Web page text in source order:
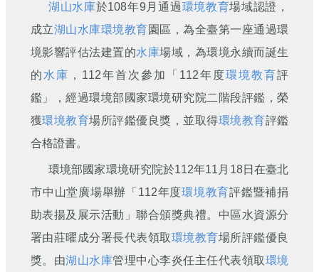
湖山水庫於108年9月通過環境教育場域認證，
成立湖山水庫環境教育園區，為全臺第一座通過環
境影響評估法建置的水庫場域，為環境永續而誕生
的 水庫 ，112年首次參加「112年度環境教育評
鑑」，經過環境部國家環境研究院二階段評鑑，榮
獲環境教育場所評鑑優良獎，並取得環境教育評鑑
合格證書。
環境部國家環境研究院於112年11月18日在臺北
市中山堂廣場舉辦「112年度環境教育評鑑暨補捐
助表揚及展示活動」聯合頒獎典禮。中區水資源分
署由莊曜成分署長代表領取環境教育場所評鑑優良
獎。由湖山水庫管理中心李炎任主任代表領取環境